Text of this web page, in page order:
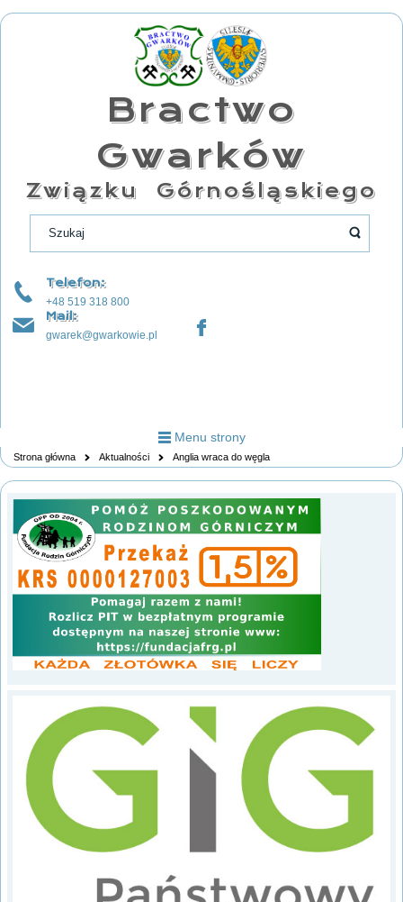
Bractwo
Gwarków
Związku Górnośląskiego
Telefon:
+48 519 318 800
Mail:
gwarek@gwarkowie.pl
Menu strony
Strona główna Aktualności Anglia wraca do węgla